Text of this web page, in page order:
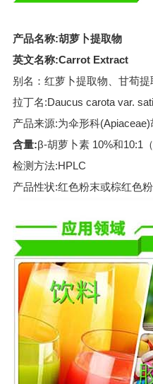
产品名称:胡萝卜提取物
英文名称:Carrot Extract
别名：红萝卜提取物、甘荀
拉丁名:Daucus carota var.
产品来源:为伞形科
含量:β-胡萝卜素 10%和10:1（
检测方法:HPLC
产品性状:红色粉末或棕红色